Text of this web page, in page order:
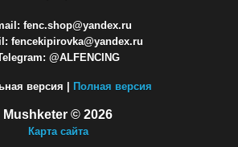
fenc.shop@yandex.ru
fencekipirovka@yandex.ru
@ALFENCING
версия | Полная версия
Mushketer © 2026
Карта сайта